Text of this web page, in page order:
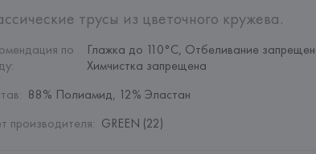
трусы из цветочного кружева.
по
:
Глажка до 110°C, Отбеливание
Химчистка запрещена
: 88% Полиамид, 12% Эластан
производителя: GREEN (22)